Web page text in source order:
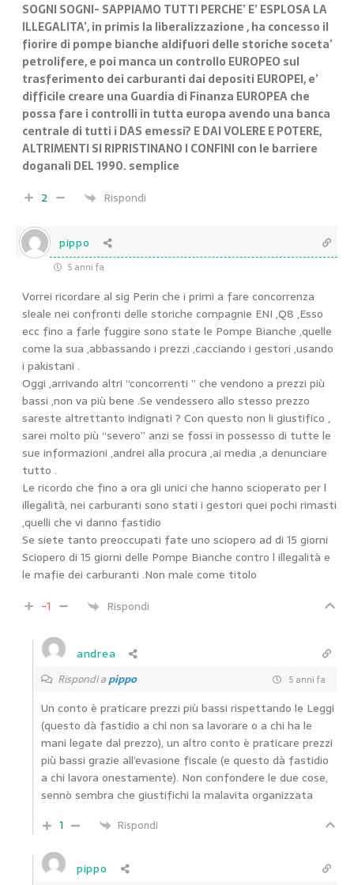
SOGNI SOGNI- SAPPIAMO TUTTI PERCHE’ E’ ESPLOSA LA
ILLEGALITA’, in primis la liberalizzazione , ha concesso il
fiorire di pompe bianche aldifuori delle storiche soceta’
petrolifere, e poi manca un controllo EUROPEO sul
trasferimento dei carburanti dai depositi EUROPEI, e’
difficile creare una Guardia di Finanza EUROPEA che
possa fare i controlli in tutta europa avendo una banca
centrale di tutti i DAS emessi? E DAI VOLERE E POTERE,
ALTRIMENTI SI RIPRISTINANO I CONFINI con le barriere
doganali DEL 1990. semplice
2
Rispondi
pippo
5 anni fa
Vorrei ricordare al sig Perin che i primi a fare concorrenza
sleale nei confronti delle storiche compagnie ENI ,Q8 ,Esso
ecc fino a farle fuggire sono state le Pompe Bianche ,quelle
come la sua ,abbassando i prezzi ,cacciando i gestori ,usando
i pakistani .
Oggi ,arrivando altri “concorrenti ” che vendono a prezzi più
bassi ,non va più bene .Se vendessero allo stesso prezzo
sareste altrettanto indignati ? Con questo non li giustifico ,
sarei molto più “severo” anzi se fossi in possesso di tutte le
sue informazioni ,andrei alla procura ,ai media ,a denunciare
tutto .
Le ricordo che fino a ora gli unici che hanno scioperato per l
illegalità, nei carburanti sono stati i gestori quei pochi rimasti
,quelli che vi danno fastidio
Se siete tanto preoccupati fate uno sciopero ad di 15 giorni
Sciopero di 15 giorni delle Pompe Bianche contro l illegalità e
le mafie dei carburanti .Non male come titolo
-1
Rispondi
andrea
Rispondi apippo 5 anni fa
Un conto è praticare prezzi più bassi rispettando le Leggi
(questo dà fastidio a chi non sa lavorare o a chi ha le
mani legate dal prezzo), un altro conto è praticare prezzi
più bassi grazie all’evasione fiscale (e questo dà fastidio
a chi lavora onestamente). Non confondere le due cose,
sennò sembra che giustifichi la malavita organizzata
1
Rispondi
pippo